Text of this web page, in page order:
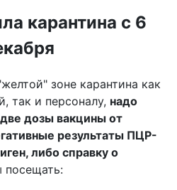
карантина с 6
зоне карантина как
так и персоналу, надо
дозы вакцины от
результаты ПЦР-
либо справку о
посещать: